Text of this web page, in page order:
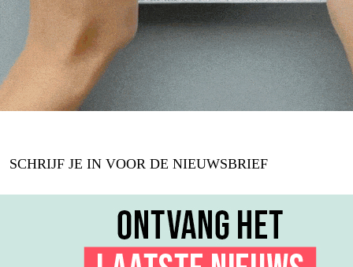
SCHRIJF JE IN VOOR DE NIEUWSBRIEF